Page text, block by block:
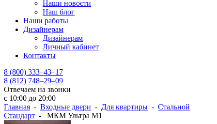
Наши новости
Наш блог
Наши работы
Дизайнерам
Дизайнерам
Личный кабинет
Контакты
8 (800) 333–43–17
8 (812) 748–29–09
Отвечаем на звонки
с 10:00 до 20:00
Главная - Входные двери - Для квартиры - Стальной
Стандарт - МКМ Ультра М1